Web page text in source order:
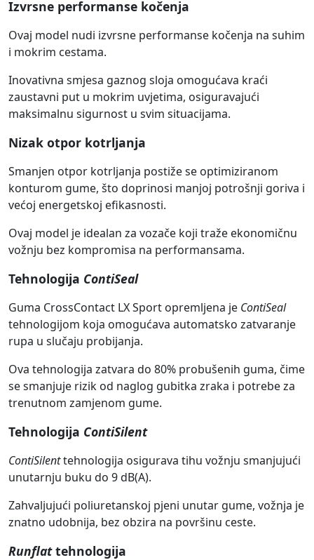
Izvrsne performanse kočenja
Ovaj model nudi izvrsne performanse kočenja na suhim
i mokrim cestama.
Inovativna smjesa gaznog sloja omogućava kraći
zaustavni put u mokrim uvjetima, osiguravajući
maksimalnu sigurnost u svim situacijama.
Nizak otpor kotrljanja
Smanjen otpor kotrljanja postiže se optimiziranom
konturom gume, što doprinosi manjoj potrošnji goriva i
većoj energetskoj efikasnosti.
Ovaj model je idealan za vozače koji traže ekonomičnu
vožnju bez kompromisa na performansama.
Tehnologija ContiSeal
Guma CrossContact LX Sport opremljena je ContiSeal
tehnologijom koja omogućava automatsko zatvaranje
rupa u slučaju probijanja.
Ova tehnologija zatvara do 80% probušenih guma, čime
se smanjuje rizik od naglog gubitka zraka i potrebe za
trenutnom zamjenom gume.
Tehnologija ContiSilent
ContiSilenttehnologija osigurava tihu vožnju smanjujući
unutarnju buku do 9 dB(A).
Zahvaljujući poliuretanskoj pjeni unutar gume, vožnja je
znatno udobnija, bez obzira na površinu ceste.
Runflattehnologija